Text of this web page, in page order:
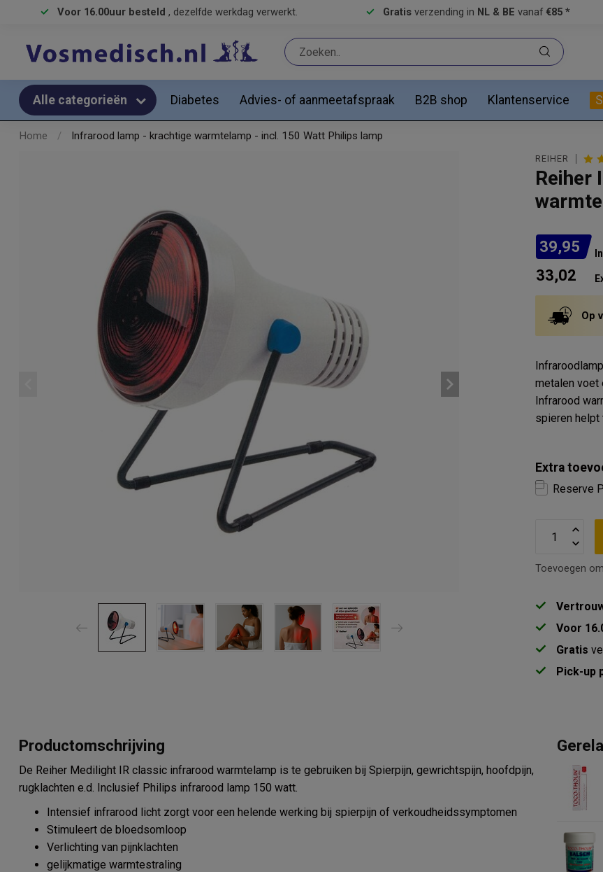
Voor 16.00uur besteld , dezelfde werkdag verwerkt. Gratis verzending in NL & BE vanaf €85 *
Alle categorieën Diabetes Advies- of aanmeetafspraak B2B shop Klantenservice
Home / Infrarood lamp - krachtige warmtelamp - incl. 150 Watt Philips lamp
REIHER
Reiher
39,95
33,02
Op
metalen voet
Infrarood
spieren helpt
Extra
Reserve
Toevoegen
Voor
Gratis
Pick-up
Productomschrijving
De Reiher Medilight IR classic infrarood warmtelamp is te gebruiken bij Spierpijn, gewrichtspijn, hoofdpijn,
rugklachten e.d. Inclusief Philips infrarood lamp 150 watt.
Intensief infrarood licht zorgt voor een helende werking bij spierpijn of verkoudheidssymptomen
Stimuleert de bloedsomloop
Verlichting van pijnklachten
gelijkmatige warmtestraling